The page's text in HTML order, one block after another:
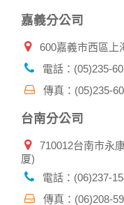
問或訂購時，請立即通
嘉義分公司
600嘉義市西區上
電話：(05)235-
傳真：(05)235-
台南分公司
710012台南市永
厦)
電話：(06)237-
傳真：(06)208-